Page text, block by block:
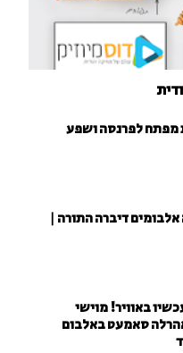
מפתח לפרנסה ושפע
דיברה התורה |
3 עכשיו באוויר! מוישי
סאמעט באלבום